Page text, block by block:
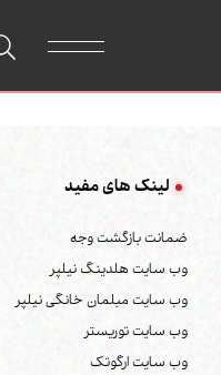
لینک های مفید
ضمانت بازگشت وجه
وب سایت هلدینگ نیلپر
وب سایت مبلمان خانگی نیلپر
وب سایت توریستر
وب سایت ارگوتک